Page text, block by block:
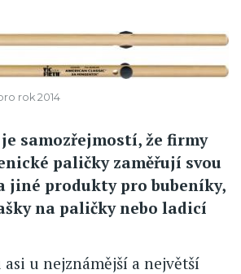
rok 2014
samozřejmostí, že firmy
paličky zaměřují svou
jiné produkty pro bubeníky,
na paličky nebo ladicí
u nejznámější a největší